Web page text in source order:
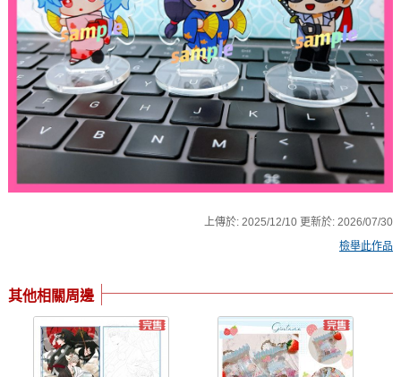
上傳於:2025/12/10 更新於:2026/07/30
檢舉此作品
其他相關周邊